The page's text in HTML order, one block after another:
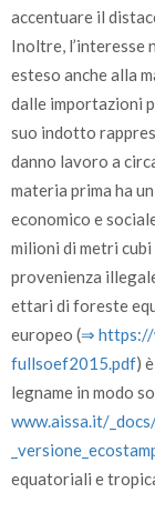
accentuare il
Inoltre, l’interesse
esteso anche alla
dalle importazioni
suo indotto
danno lavoro a
materia prima ha
economico e
milioni di metri cubi
provenienza
ettari di foreste
europeo (⇒ https:/­/­
fullsoef2015.pdf)
legname in modo
www.aissa.it/­­
equatoriali e